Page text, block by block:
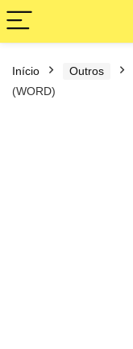
Início Outros
(WORD)